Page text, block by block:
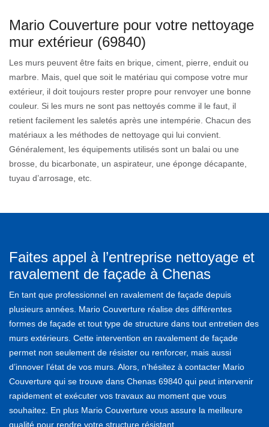
Mario Couverture pour votre nettoyage
mur extérieur (69840)
Les murs peuvent être faits en brique, ciment, pierre, enduit ou
marbre. Mais, quel que soit le matériau qui compose votre mur
extérieur, il doit toujours rester propre pour renvoyer une bonne
couleur. Si les murs ne sont pas nettoyés comme il le faut, il
retient facilement les saletés après une intempérie. Chacun des
matériaux a les méthodes de nettoyage qui lui convient.
Généralement, les équipements utilisés sont un balai ou une
brosse, du bicarbonate, un aspirateur, une éponge décapante,
tuyau d’arrosage, etc.
Faites appel à l’entreprise nettoyage et
ravalement de façade à Chenas
En tant que professionnel en ravalement de façade depuis
plusieurs années. Mario Couverture réalise des différentes
formes de façade et tout type de structure dans tout entretien des
murs extérieurs. Cette intervention en ravalement de façade
permet non seulement de résister ou renforcer, mais aussi
d’innover l’état de vos murs. Alors, n’hésitez à contacter Mario
Couverture qui se trouve dans Chenas 69840 qui peut intervenir
rapidement et exécuter vos travaux au moment que vous
souhaitez. En plus Mario Couverture vous assure la meilleure
qualité pour rendre votre structure résistant.